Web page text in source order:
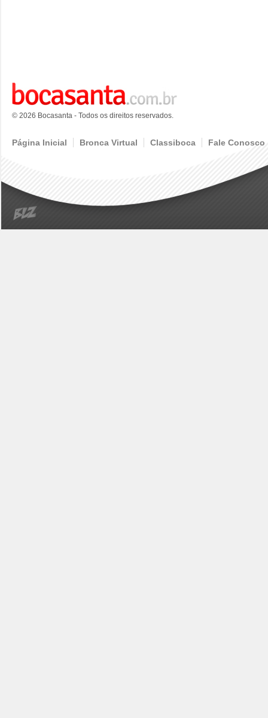
© 2026 Bocasanta - Todos os direitos reservados.
Página Inicial Bronca Virtual Classiboca Fale Conosco